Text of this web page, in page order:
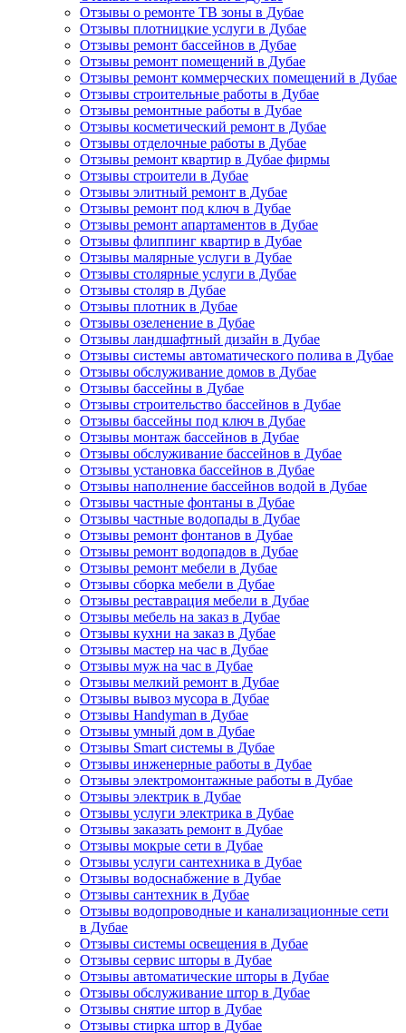
Отзывы о ремонте ТВ зоны в Дубае
Отзывы плотницкие услуги в Дубае
Отзывы ремонт бассейнов в Дубае
Отзывы ремонт помещений в Дубае
Отзывы ремонт коммерческих помещений в Дубае
Отзывы строительные работы в Дубае
Отзывы ремонтные работы в Дубае
Отзывы косметический ремонт в Дубае
Отзывы отделочные работы в Дубае
Отзывы ремонт квартир в Дубае фирмы
Отзывы строители в Дубае
Отзывы элитный ремонт в Дубае
Отзывы ремонт под ключ в Дубае
Отзывы ремонт апартаментов в Дубае
Отзывы флиппинг квартир в Дубае
Отзывы малярные услуги в Дубае
Отзывы столярные услуги в Дубае
Отзывы столяр в Дубае
Отзывы плотник в Дубае
Отзывы озеленение в Дубае
Отзывы ландшафтный дизайн в Дубае
Отзывы системы автоматического полива в Дубае
Отзывы обслуживание домов в Дубае
Отзывы бассейны в Дубае
Отзывы строительство бассейнов в Дубае
Отзывы бассейны под ключ в Дубае
Отзывы монтаж бассейнов в Дубае
Отзывы обслуживание бассейнов в Дубае
Отзывы установка бассейнов в Дубае
Отзывы наполнение бассейнов водой в Дубае
Отзывы частные фонтаны в Дубае
Отзывы частные водопады в Дубае
Отзывы ремонт фонтанов в Дубае
Отзывы ремонт водопадов в Дубае
Отзывы ремонт мебели в Дубае
Отзывы сборка мебели в Дубае
Отзывы реставрация мебели в Дубае
Отзывы мебель на заказ в Дубае
Отзывы кухни на заказ в Дубае
Отзывы мастер на час в Дубае
Отзывы муж на час в Дубае
Отзывы мелкий ремонт в Дубае
Отзывы вывоз мусора в Дубае
Отзывы Handyman в Дубае
Отзывы умный дом в Дубае
Отзывы Smart системы в Дубае
Отзывы инженерные работы в Дубае
Отзывы электромонтажные работы в Дубае
Отзывы электрик в Дубае
Отзывы услуги электрика в Дубае
Отзывы заказать ремонт в Дубае
Отзывы мокрые сети в Дубае
Отзывы услуги сантехника в Дубае
Отзывы водоснабжение в Дубае
Отзывы сантехник в Дубае
Отзывы водопроводные и канализационные сети
в Дубае
Отзывы системы освещения в Дубае
Отзывы сервис шторы в Дубае
Отзывы автоматические шторы в Дубае
Отзывы обслуживание штор в Дубае
Отзывы снятие штор в Дубае
Отзывы стирка штор в Дубае